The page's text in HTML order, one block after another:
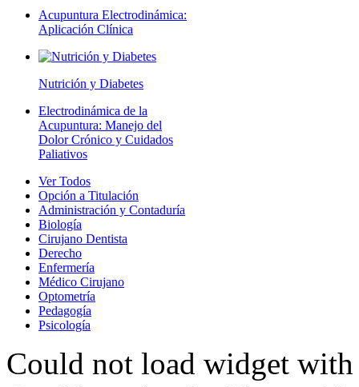
Acupuntura Electrodinámica:
Aplicación Clínica
Nutrición y Diabetes
Electrodinámica de la
Acupuntura: Manejo del
Dolor Crónico y Cuidados
Paliativos
Ver Todos
Opción a Titulación
Administración y Contaduría
Biología
Cirujano Dentista
Derecho
Enfermería
Médico Cirujano
Optometría
Pedagogía
Psicología
Could not load widget